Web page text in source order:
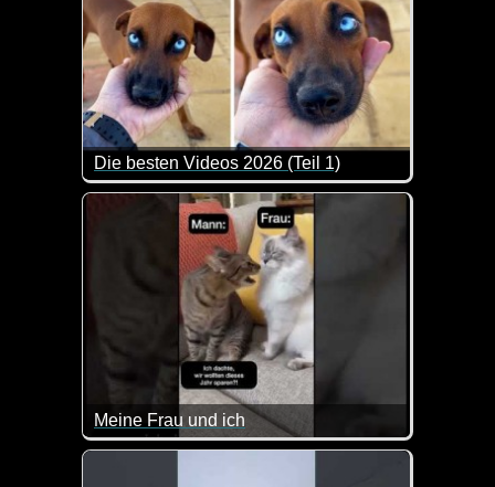
Die besten Videos 2026 (Teil 1)
Eine tolle Zusammenstellung von lustigen
Meine Frau und ich
Was die Katzen hier für ein Gespräch führen,